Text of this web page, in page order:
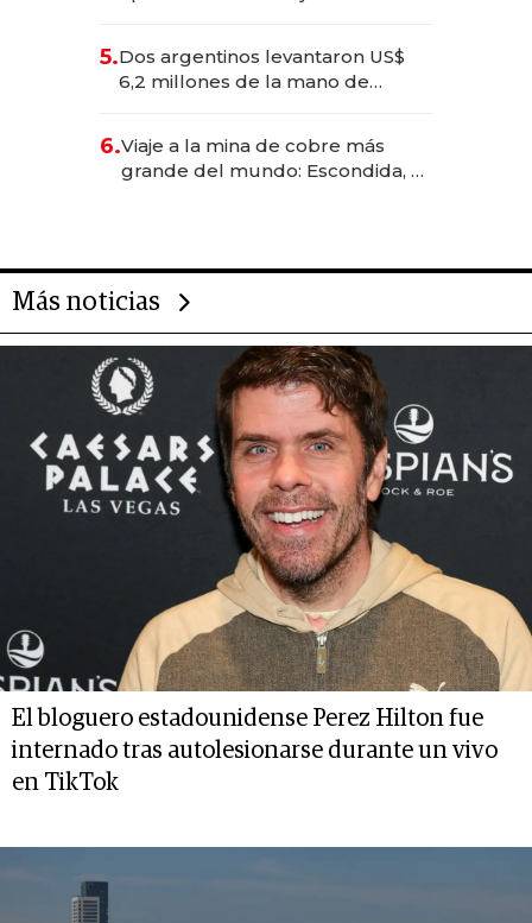
transformadoras
5.Dos argentinos levantaron US$
6,2 millones de la mano de
6.Viaje a la mina de cobre más
grande del mundo: Escondida, el
Más noticias
El bloguero estadounidense Perez Hilton fue
internado tras autolesionarse durante un vivo
en TikTok